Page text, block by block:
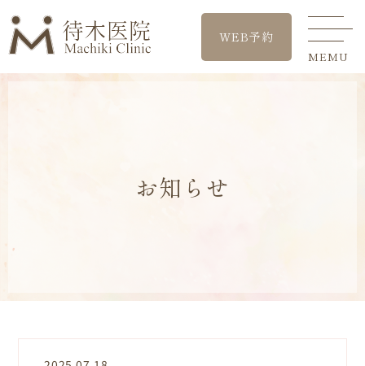
WEB予約
お知らせ